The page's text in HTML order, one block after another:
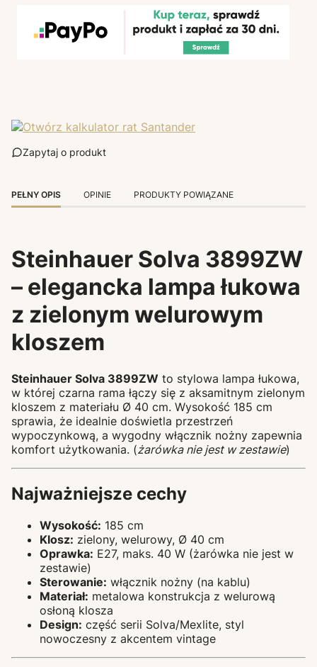
Zapytaj o produkt
PEŁNY OPIS OPINIE PRODUKTY POWIĄZANE
Steinhauer Solva 3899ZW
– elegancka lampa łukowa
z zielonym welurowym
kloszem
Steinhauer Solva 3899ZW to stylowa lampa łukowa,
w której czarna rama łączy się z aksamitnym zielonym
kloszem z materiału Ø 40 cm. Wysokość 185 cm
sprawia, że idealnie doświetla przestrzeń
wypoczynkową, a wygodny włącznik nożny zapewnia
komfort użytkowania. (żarówka nie jest w zestawie)
Najważniejsze cechy
Wysokość: 185 cm
Klosz: zielony, welurowy, Ø 40 cm
Oprawka: E27, maks. 40 W (żarówka nie jest w
zestawie)
Sterowanie: włącznik nożny (na kablu)
Materiał: metalowa konstrukcja z welurową
osłoną klosza
Design: część serii Solva/Mexlite, styl
nowoczesny z akcentem vintage